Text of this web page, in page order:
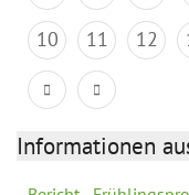
10
11 12
Informationen